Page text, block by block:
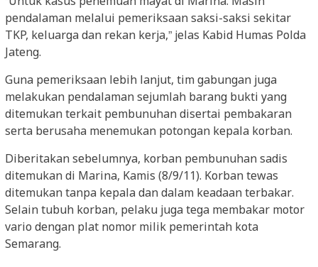
pendalaman melalui pemeriksaan saksi-saksi sekitar
TKP, keluarga dan rekan kerja,” jelas Kabid Humas Polda
Jateng.
Guna pemeriksaan lebih lanjut, tim gabungan juga
melakukan pendalaman sejumlah barang bukti yang
ditemukan terkait pembunuhan disertai pembakaran
serta berusaha menemukan potongan kepala korban.
Diberitakan sebelumnya, korban pembunuhan sadis
ditemukan di Marina, Kamis (8/9/11). Korban tewas
ditemukan tanpa kepala dan dalam keadaan terbakar.
Selain tubuh korban, pelaku juga tega membakar motor
vario dengan plat nomor milik pemerintah kota
Semarang.